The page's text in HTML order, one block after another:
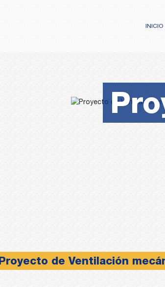
INICIO
Proyecto de Ventilación